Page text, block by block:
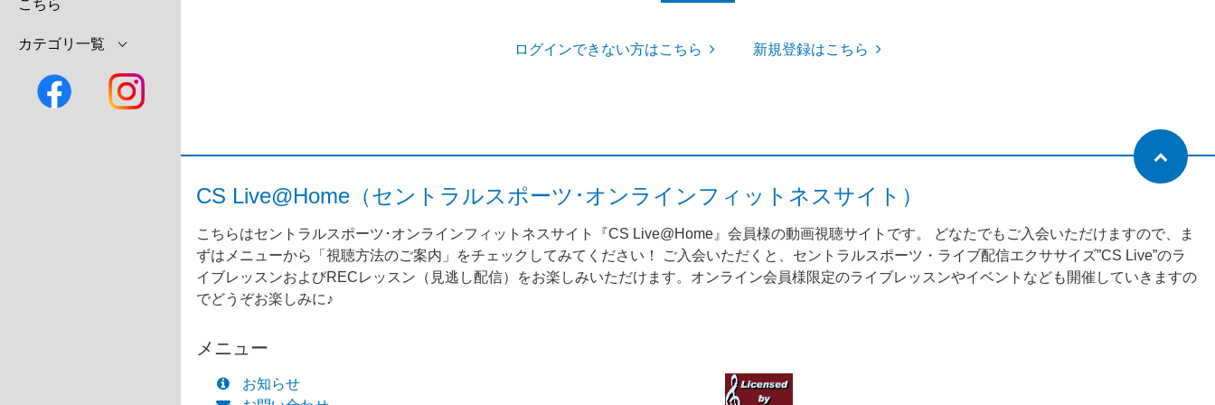
こちら
カテゴリ一覧 ログインできない方はこちら 新規登録はこちら
CS Live@Home（セントラルスポーツ･オンラインフィットネスサイト）
こちらはセントラルスポーツ･オンラインフィットネスサイト『CS Live@Home』会員様の動画視聴サイトです。 どなたでもご入会いただけますので、ま
ずはメニューから「視聴方法のご案内」をチェックしてみてください！ ご入会いただくと、セントラルスポーツ・ライブ配信エクササイズ”CS Live”のラ
イブレッスンおよびRECレッスン（見逃し配信）をお楽しみいただけます。オンライン会員様限定のライブレッスンやイベントなども開催していきますの
でどうぞお楽しみに♪
メニュー
お知らせ